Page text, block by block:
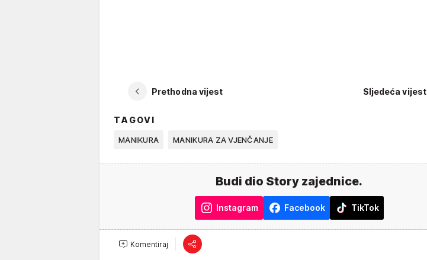
Prethodna vijest Sljedeća vijest
TAGOVI
MANIKURA MANIKURA ZA VJENČANJE
Budi dio Story zajednice.
Instagram Facebook TikTok
Komentiraj